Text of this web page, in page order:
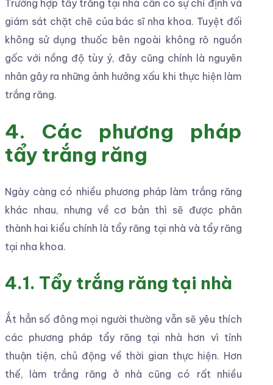
Trường hợp tẩy trắng tại nhà cần có sự chỉ định và
giám sát chặt chẽ của bác sĩ nha khoa. Tuyệt đối
không sử dụng thuốc bên ngoài không rõ nguồn
gốc với nồng độ tùy ý, đây cũng chính là nguyên
nhân gây ra những ảnh hưởng xấu khi thực hiện làm
trắng răng.
4. Các phương pháp
tẩy trắng răng
Ngày càng có nhiều phương pháp làm trắng răng
khác nhau, nhưng về cơ bản thì sẽ được phân
thành hai kiểu chính là tẩy răng tại nhà và tẩy răng
tại nha khoa.
4.1. Tẩy trắng răng tại nhà
Ắt hẳn số đông mọi người thường vẫn sẽ yêu thích
các phương pháp tẩy răng tại nhà hơn vì tính
thuận tiện, chủ động về thời gian thực hiện. Hơn
thế, làm trắng răng ở nhà cũng có rất nhiều